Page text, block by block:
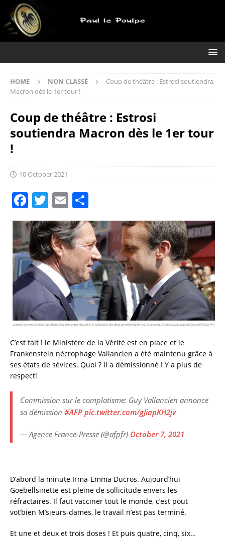
HOME NON CLASSÉ
Coup de théâtre : Estrosi soutiendra
Macron dès le 1er tour !
Coup de théâtre : Estrosi
soutiendra Macron dès le 1er tour
!
10 October 2021
F
a
c
e
b
o
o
k
T
w
it
te
r
E
m
ai
l
h
a
re
C’est fait ! le Ministère de la Vérité est en place et le
Frankenstein nécrophage Vallancien a été maintenu grâce à
ses états de sévices. Quoi ? Il a démissionné ! Y a plus de
respect!
Commission sur le complotisme: Guy Vallancien annonce
sa démission #AFP pic.twitter.com/gJiapKH2jv
— Agence France-Presse (@afpfr) October 7, 2021
D’abord la minute Irma-Emma Ducros. Aujourd’hui
Goebellsinette est pleine de sollicitude envers les
réfractaires. Il faut vacciner tout le monde, c’est pout
vot’bien M’sieurs-dames, le travail n’est pas terminé.
Et une et deux et trois doses ! Et puis quatre, cinq, six…